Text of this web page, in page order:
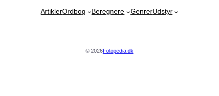
ArtiklerOrdbog Beregnere GenrerUdstyr
© 2026Fotopedia.dk